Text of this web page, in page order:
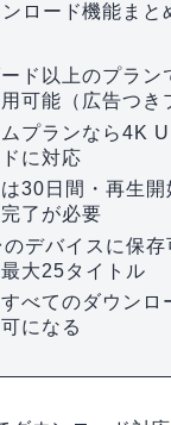
ロード機能まと
ド以上のプラン
可能（広告つき
プランなら4K
に対応
30日間・再生開
了が必要
デバイスに保存
大25タイトル
べてのダウンロ
になる